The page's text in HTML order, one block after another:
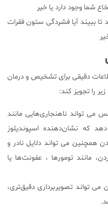
شما وجود دارد یا خیر
تا ببیند آیا فشردگی ستون فقرات
دقیقی برای تشخیص و درمان
را تجویز کند:
می تواند ناهنجاری‌هایی مانند
که نشان‌دهنده اسپوندیلوز
همچنین می تواند دلایل نادر و
مانند تومورها ، عفونت‌ها یا
تواند تصویربرداری دقیق‌تری،